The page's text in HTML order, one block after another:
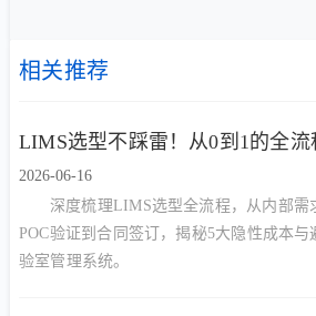
相关推荐
LIMS选型不踩雷！从0到1的全
2026-06-16
深度梳理LIMS选型全流程，从内部需
POC验证到合同签订，揭秘5大隐性成本
验室管理系统。